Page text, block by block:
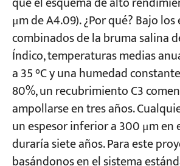
μm de A4.09). ¿Por qué? Bajo
combinados de la bruma salina
Índico, temperaturas medias
a 35 °C y una humedad
80%, un recubrimiento C3
ampollarse en tres años.
un espesor inferior a 300 μm en
duraría siete años. Para este
basándonos en el sistema